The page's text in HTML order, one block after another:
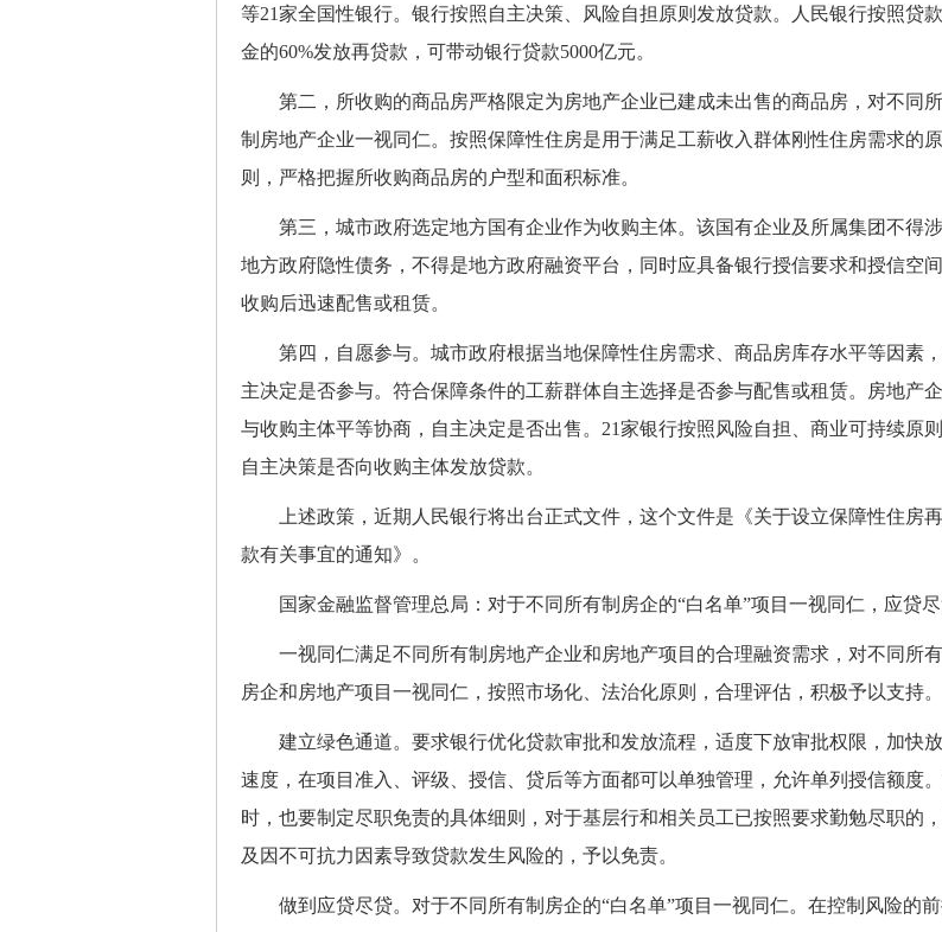
等21家全国性银行。银行按照自主决策、风险自担原则发放贷款。人民银行按照贷
金的60%发放再贷款，可带动银行贷款5000亿元。
第二，所收购的商品房严格限定为房地产企业已建成未出售的商品房，对不同
制房地产企业一视同仁。按照保障性住房是用于满足工薪收入群体刚性住房需求的原
则，严格把握所收购商品房的户型和面积标准。
第三，城市政府选定地方国有企业作为收购主体。该国有企业及所属集团不得
地方政府隐性债务，不得是地方政府融资平台，同时应具备银行授信要求和授信空间
收购后迅速配售或租赁。
第四，自愿参与。城市政府根据当地保障性住房需求、商品房库存水平等因素
主决定是否参与。符合保障条件的工薪群体自主选择是否参与配售或租赁。房地产
与收购主体平等协商，自主决定是否出售。21家银行按照风险自担、商业可持续原则
自主决策是否向收购主体发放贷款。
上述政策，近期人民银行将出台正式文件，这个文件是《关于设立保障性住房
款有关事宜的通知》。
国家金融监督管理总局：对于不同所有制房企的“白名单”项目一视同仁，应贷
一视同仁满足不同所有制房地产企业和房地产项目的合理融资需求，对不同所有
房企和房地产项目一视同仁，按照市场化、法治化原则，合理评估，积极予以支持。
建立绿色通道。要求银行优化贷款审批和发放流程，适度下放审批权限，加快
速度，在项目准入、评级、授信、贷后等方面都可以单独管理，允许单列授信额度
时，也要制定尽职免责的具体细则，对于基层行和相关员工已按照要求勤勉尽职的
及因不可抗力因素导致贷款发生风险的，予以免责。
做到应贷尽贷。对于不同所有制房企的“白名单”项目一视同仁。在控制风险的